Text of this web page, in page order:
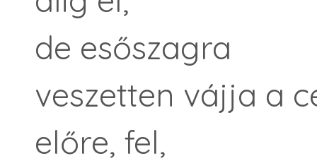
de esőszagra
veszetten vájja a
előre, fel,